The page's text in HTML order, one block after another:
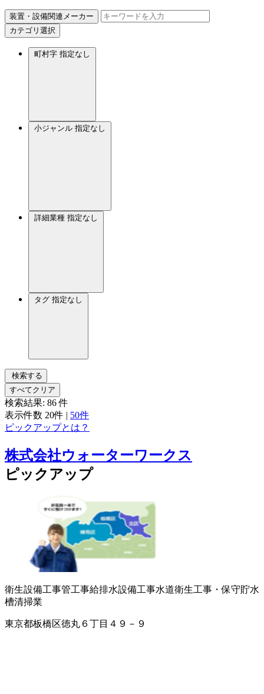
装置・設備関連メーカー
カテゴリ選択
町村字 指定なし
小ジャンル 指定なし
詳細業種 指定なし
タグ 指定なし
検索する
すべてクリア
検索結果: 86 件
表示件数 20件 | 50件
ピックアップとは？
株式会社ウォーターワークス
ピックアップ
衛生設備工事管工事給排水設備工事水道衛生工事・保守貯水
槽清掃業
東京都板橋区徳丸６丁目４９－９